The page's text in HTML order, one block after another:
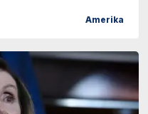
Amerika